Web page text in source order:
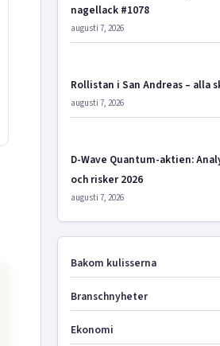
nagellack #1078
augusti 7, 2026
Rollistan i San Andreas – alla
augusti 7, 2026
D-Wave Quantum-aktien:
och risker 2026
augusti 7, 2026
Bakom kulisserna
Branschnyheter
Ekonomi